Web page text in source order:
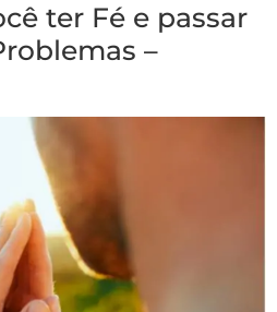
ter Fé e passar
–